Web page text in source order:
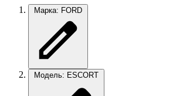
Марка: FORD
Модель: ESCORT